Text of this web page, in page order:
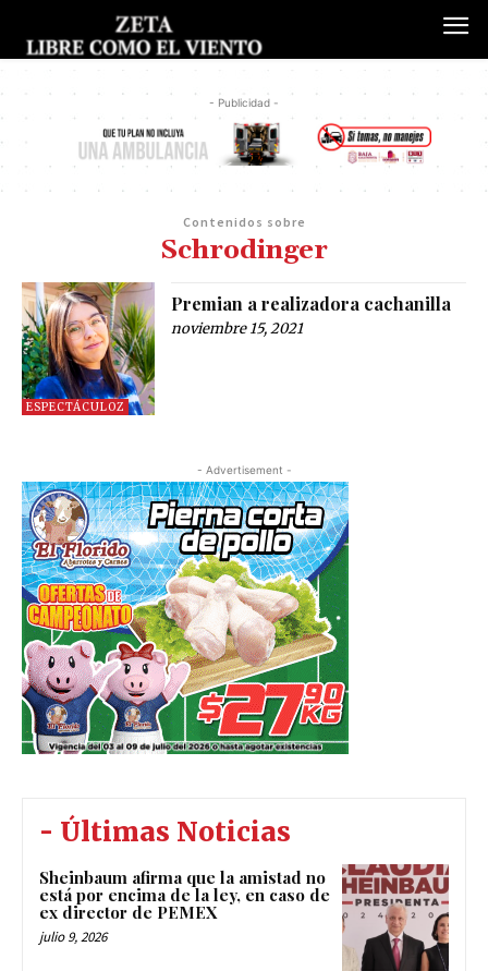
- Publicidad -
Contenidos sobre
Schrodinger
ESPECTÁCULOZ
Premian a realizadora cachanilla
noviembre 15, 2021
- Advertisement -
- Últimas Noticias
Sheinbaum afirma que la amistad no
está por encima de la ley, en caso de
ex director de PEMEX
julio 9, 2026